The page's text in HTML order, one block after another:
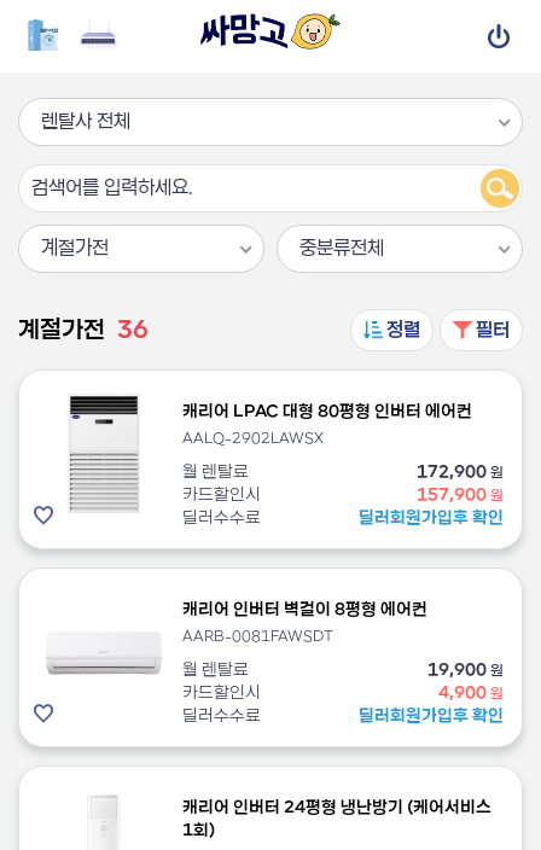
렌탈사 전체
계절가전 중분류전체
계절가전 36 정렬 필터
캐리어 LPAC 대형 80평형 인버터 에어컨
AALQ-2902LAWSX
월 렌탈료 172,900 원
카드할인시 157,900 원
딜러수수료 딜러회원가입후 확인
캐리어 인버터 벽걸이 8평형 에어컨
AARB-0081FAWSDT
월 렌탈료 19,900 원
카드할인시 4,900 원
딜러수수료 딜러회원가입후 확인
캐리어 인버터 24평형 냉난방기 (케어서비스
1회)